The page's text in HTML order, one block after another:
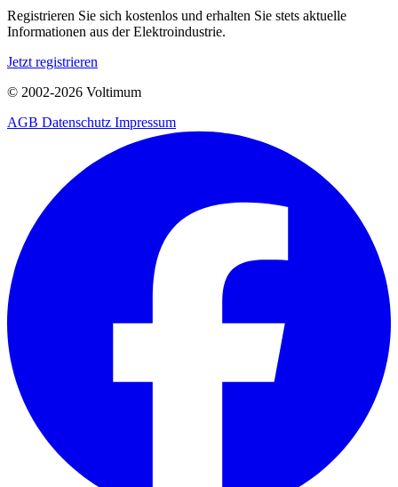
Registrieren Sie sich kostenlos und erhalten Sie stets aktuelle
Informationen aus der Elektroindustrie.
Jetzt registrieren
© 2002-2026 Voltimum
AGB Datenschutz Impressum